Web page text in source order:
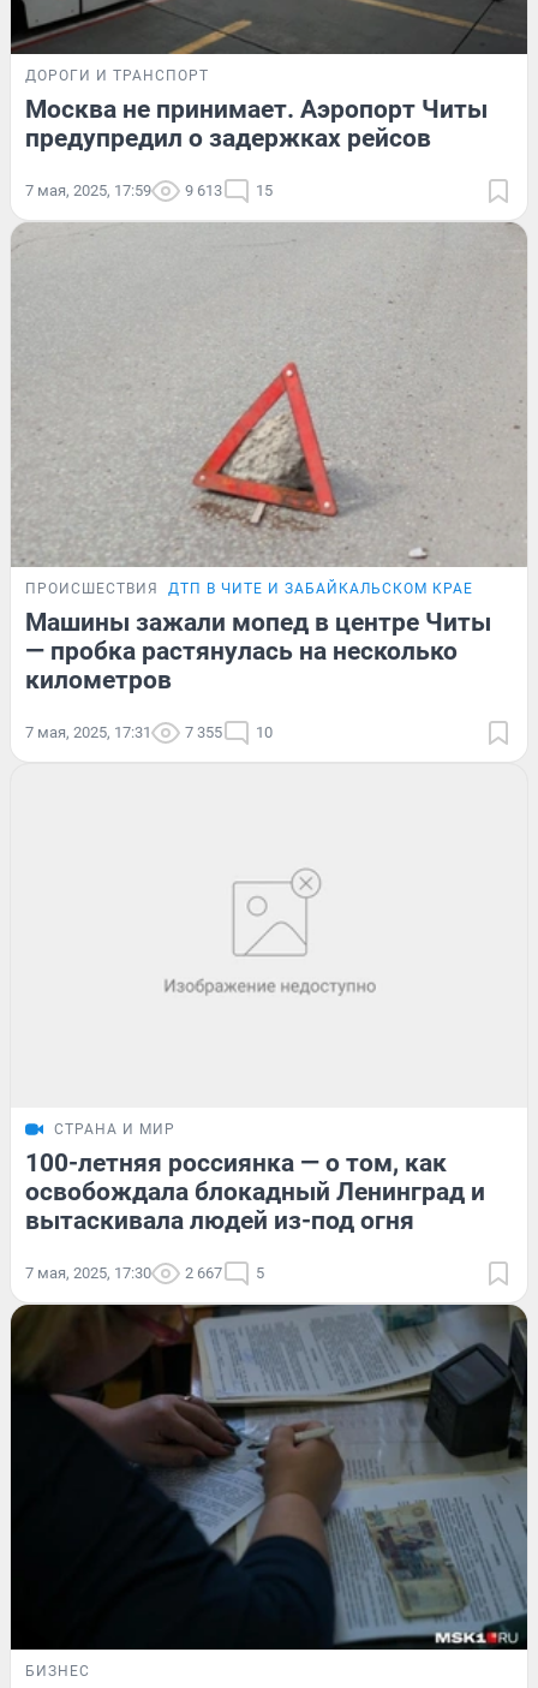
ДОРОГИ И ТРАНСПОРТ
Москва не принимает. Аэропорт Читы
предупредил о задержках рейсов
7 мая, 2025, 17:59 9 613 15
ПРОИСШЕСТВИЯ ДТП В ЧИТЕ И ЗАБАЙКАЛЬСКОМ КРАЕ
Машины зажали мопед в центре Читы
— пробка растянулась на несколько
километров
7 мая, 2025, 17:31 7 355 10
СТРАНА И МИР
100-летняя россиянка — о том, как
освобождала блокадный Ленинград и
вытаскивала людей из-под огня
7 мая, 2025, 17:30 2 667 5
БИЗНЕС